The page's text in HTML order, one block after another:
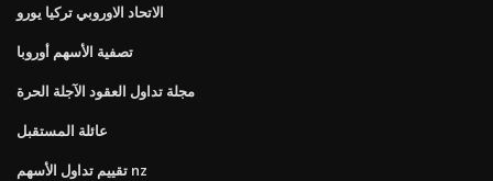
الاتحاد الاوروبي تركيا يورو
تصفية الأسهم أوروبا
مجلة تداول العقود الآجلة الحرة
عائلة المستقبل
تقييم تداول الأسهم nz